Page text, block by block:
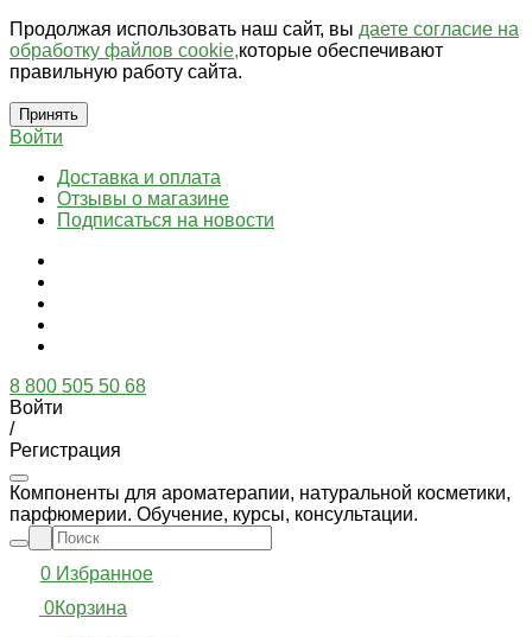
Продолжая использовать наш сайт, вы даете согласие на
обработку файлов cookie,которые обеспечивают
правильную работу сайта.
Принять
Войти
Доставка и оплата
Отзывы о магазине
Подписаться на новости
8 800 505 50 68
Войти
/
Регистрация
Компоненты для ароматерапии, натуральной косметики,
парфюмерии. Обучение, курсы, консультации.
0 Избранное
0Корзина